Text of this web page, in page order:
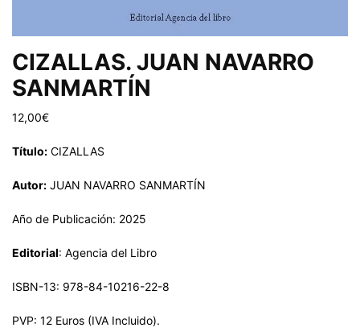
CIZALLAS. JUAN NAVARRO
SANMARTÍN
12,00€
Título: CIZALLAS
Autor: JUAN NAVARRO SANMARTÍN
Año de Publicación: 2025
Editorial: Agencia del Libro
ISBN-13: 978-84-10216-22-8
PVP: 12 Euros (IVA Incluido).